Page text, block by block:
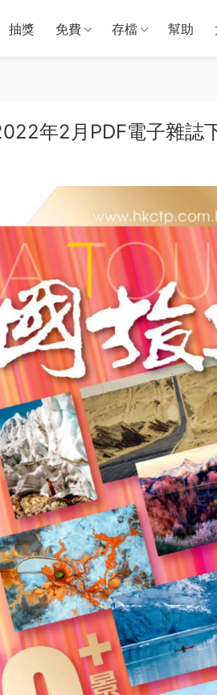
抽獎 免費 存檔 幫助
年2月PDF電子雜誌